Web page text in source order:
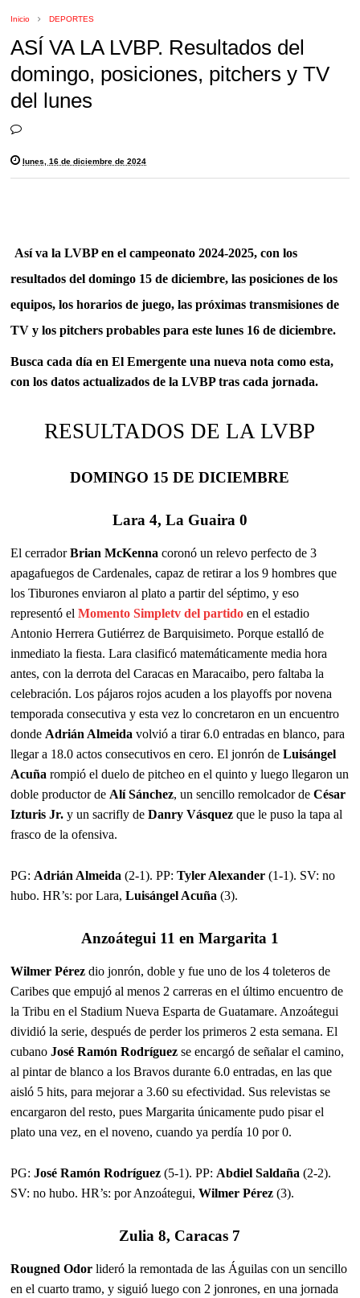
Inicio DEPORTES
ASÍ VA LA LVBP. Resultados del
domingo, posiciones, pitchers y TV
del lunes
lunes, 16 de diciembre de 2024
Así va la LVBP en el campeonato 2024-2025, con los
resultados del domingo 15 de diciembre, las posiciones de los
equipos, los horarios de juego, las próximas transmisiones de
TV y los pitchers probables para este lunes 16 de diciembre.
Busca cada día en El Emergente una nueva nota como esta,
con los datos actualizados de la LVBP tras cada jornada.
RESULTADOS DE LA LVBP
DOMINGO 15 DE DICIEMBRE
Lara 4, La Guaira 0
El cerradorBrian McKenna coronó un relevo perfecto de 3
apagafuegos de Cardenales, capaz de retirar a los 9 hombres que
los Tiburones enviaron al plato a partir del séptimo, y eso
representó elMomento Simpletv del partido en el estadio
Antonio Herrera Gutiérrez de Barquisimeto. Porque estalló de
inmediato la fiesta. Lara clasificó matemáticamente media hora
antes, con la derrota del Caracas en Maracaibo, pero faltaba la
celebración. Los pájaros rojos acuden a los playoffs por novena
temporada consecutiva y esta vez lo concretaron en un encuentro
donde Adrián Almeida volvió a tirar 6.0 entradas en blanco, para
llegar a 18.0 actos consecutivos en cero. El jonrón deLuisángel
Acuñarompió el duelo de pitcheo en el quinto y luego llegaron un
doble productor de Alí Sánchez, un sencillo remolcador deCésar
Izturis Jr. y un sacrifly deDanry Vásquez que le puso la tapa al
frasco de la ofensiva.
PG: Adrián Almeida (2-1). PP:Tyler Alexander (1-1). SV: no
hubo. HR’s: por Lara,Luisángel Acuña (3).
Anzoátegui 11 en Margarita 1
Wilmer Pérez dio jonrón, doble y fue uno de los 4 toleteros de
Caribes que empujó al menos 2 carreras en el último encuentro de
la Tribu en el Stadium Nueva Esparta de Guatamare. Anzoátegui
dividió la serie, después de perder los primeros 2 esta semana. El
cubanoJosé Ramón Rodríguez se encargó de señalar el camino,
al pintar de blanco a los Bravos durante 6.0 entradas, en las que
aisló 5 hits, para mejorar a 3.60 su efectividad. Sus relevistas se
encargaron del resto, pues Margarita únicamente pudo pisar el
plato una vez, en el noveno, cuando ya perdía 10 por 0.
PG:José Ramón Rodríguez (5-1). PP: Abdiel Saldaña (2-2).
SV: no hubo. HR’s: por Anzoátegui,Wilmer Pérez (3).
Zulia 8, Caracas 7
Rougned Odor lideró la remontada de las Águilas con un sencillo
en el cuarto tramo, y siguió luego con 2 jonrones, en una jornada